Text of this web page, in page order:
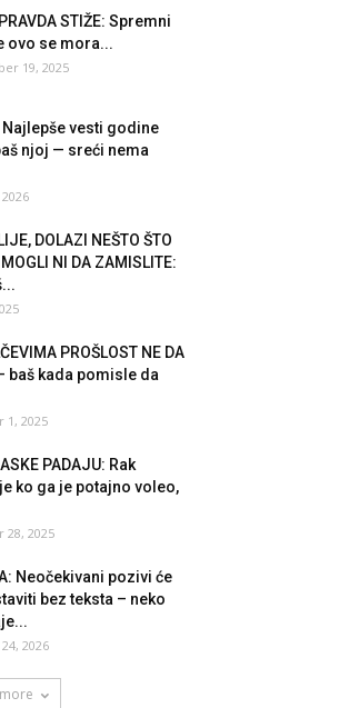
STIŽE: Spremni
ovo se mora...
19, 2025
Najlepše vesti godine
njoj — sreći nema
DOLAZI NEŠTO ŠTO
NI DA ZAMISLITE:
PROŠLOST NE DA
baš kada pomisle da
1, 2025
PADAJU: Rak
ko ga je potajno voleo,
28, 2025
Neočekivani pozivi će
bez teksta – neko
2026